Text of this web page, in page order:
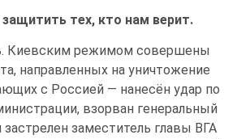
защитить тех, кто нам верит.
Киевским режимом совершены
направленных на уничтожение
с Россией — нанесён удар по
взорван генеральный
заместитель главы ВГА